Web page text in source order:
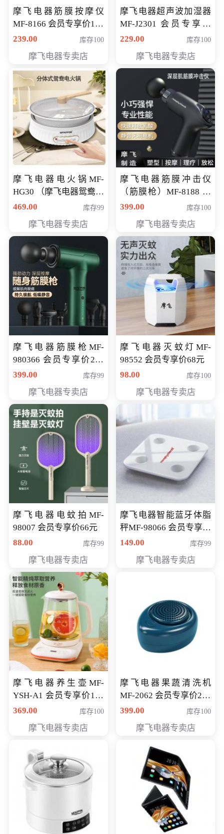
摩飞电器筋膜按摩仪
MF-8166 会员专享价168
元
239.00 库存100
摩飞电器专卖店
摩飞电器超声波加湿器
MF-J2301 会员专享价
168元
229.00 库存100
摩飞电器专卖店
摩飞电器电火锅MF-
HG30 （摩飞电器鸳鸯锅
MF-HG30 ） 会员专享价
469.00 库存99
摩飞电器专卖店
摩飞电器筋膜冲击仪
（筋膜枪）MF-8188 会
员专享价268元
399.00 库存100
摩飞电器专卖店
摩飞电器筋膜枪MF-
980366 会员专享价299
元
399.00 库存99
摩飞电器专卖店
摩飞电器灭蚊灯MF-
98552 会员专享价68元
98.00
库存100
摩飞电器专卖店
摩飞电器电蚊拍MF-
98007 会员专享价66元
88.00
库存99
摩飞电器专卖店
摩飞电器智能蓝牙体脂
秤MF-98066 会员专享价
98元
149.00 库存99
摩飞电器专卖店
摩飞电器养生壶MF-
YSH-A1 会员专享价198
元
369.00 库存100
摩飞电器专卖店
摩飞电器果蔬清洗机
MF-2062 会员专享价268
元
399.00 库存100
摩飞电器专卖店